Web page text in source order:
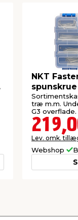
NKT
træ m.m.
G3
Lev. omk.
Webshop